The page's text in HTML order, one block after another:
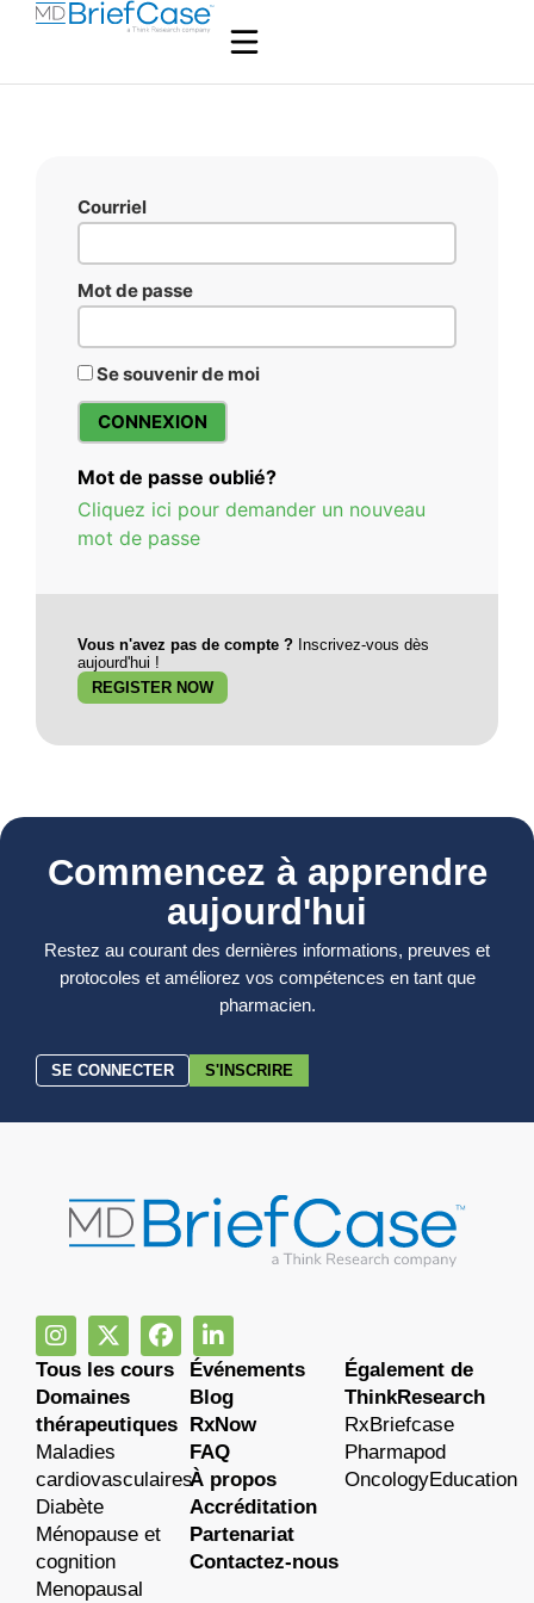
Courriel
Mot de passe
Se souvenir de moi
Mot de passe oublié?
Cliquez ici pour demander un nouveau
mot de passe
Vous n'avez pas de compte ? Inscrivez-vous dès
aujourd'hui !
REGISTER NOW
Commencez à apprendre
aujourd'hui
Restez au courant des dernières informations, preuves et
protocoles et améliorez vos compétences en tant que
pharmacien.
SE CONNECTER S'INSCRIRE
Tous les cours
Domaines
thérapeutiques
Maladies
cardiovasculaires
Diabète
Ménopause et
cognition
Menopausal
Événements
Blog
RxNow
FAQ
À propos
Accréditation
Partenariat
Contactez-nous
Également de
ThinkResearch
RxBriefcase
Pharmapod
OncologyEducation